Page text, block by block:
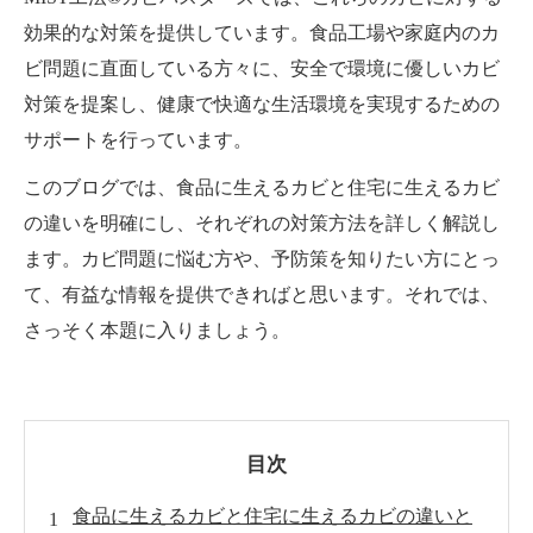
効果的な対策を提供しています。食品工場や家庭内のカ
ビ問題に直面している方々に、安全で環境に優しいカビ
対策を提案し、健康で快適な生活環境を実現するための
サポートを行っています。
このブログでは、食品に生えるカビと住宅に生えるカビ
の違いを明確にし、それぞれの対策方法を詳しく解説し
ます。カビ問題に悩む方や、予防策を知りたい方にとっ
て、有益な情報を提供できればと思います。それでは、
さっそく本題に入りましょう。
目次
食品に生えるカビと住宅に生えるカビの違いと